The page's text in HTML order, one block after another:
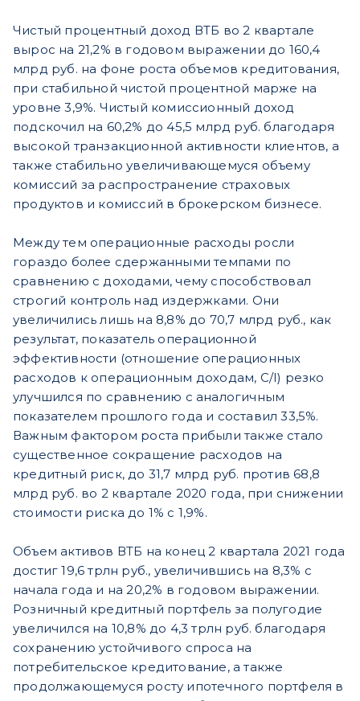
Чистый процентный доход ВТБ во 2 квартале
вырос на 21,2% в годовом выражении до 160,4
млрд руб. на фоне роста объемов кредитования,
при стабильной чистой процентной марже на
уровне 3,9%. Чистый комиссионный доход
подскочил на 60,2% до 45,5 млрд руб. благодаря
высокой транзакционной активности клиентов, а
также стабильно увеличивающемуся объему
комиссий за распространение страховых
продуктов и комиссий в брокерском бизнесе.
Между тем операционные расходы росли
гораздо более сдержанными темпами по
сравнению с доходами, чему способствовал
строгий контроль над издержками. Они
увеличились лишь на 8,8% до 70,7 млрд руб., как
результат, показатель операционной
эффективности (отношение операционных
расходов к операционным доходам, C/I) резко
улучшился по сравнению с аналогичным
показателем прошлого года и составил 33,5%.
Важным фактором роста прибыли также стало
существенное сокращение расходов на
кредитный риск, до 31,7 млрд руб. против 68,8
млрд руб. во 2 квартале 2020 года, при снижении
стоимости риска до 1% с 1,9%.
Объем активов ВТБ на конец 2 квартала 2021 года
достиг 19,6 трлн руб., увеличившись на 8,3% с
начала года и на 20,2% в годовом выражении.
Розничный кредитный портфель за полугодие
увеличился на 10,8% до 4,3 трлн руб. благодаря
сохранению устойчивого спроса на
потребительское кредитование, а также
продолжающемуся росту ипотечного портфеля в